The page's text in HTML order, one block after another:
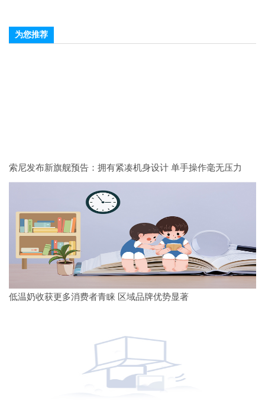
为您推荐
索尼发布新旗舰预告：拥有紧凑机身设计 单手操作毫无压力
低温奶收获更多消费者青睐 区域品牌优势显著